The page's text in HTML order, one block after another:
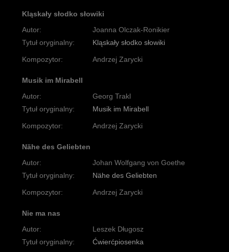
Kląskały słodko słowiki
Autor:
Joanna Olczak-Ronikier
Tytuł oryginalny:
Kląskały słodko słowiki
Kompozytor: Andrzej Zarycki
Musik im Mirabell
Autor:
Georg Trakl
Tytuł oryginalny:
Musik im Mirabell
Kompozytor: Andrzej Zarycki
Nähe des Geliebten
Autor:
Johan Wolfgang von Goethe
Tytuł oryginalny:
Nähe des Geliebten
Kompozytor: Andrzej Zarycki
Nie ma nas
Autor:
Leszek Długosz
Tytuł oryginalny:
Ćwierćpiosenka